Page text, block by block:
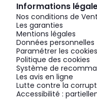
Informations
Nos conditions de
Les garanties
Mentions légales
Données personnelles
Paramétrer les cookies
Politique des cookies
Système de
Les avis en ligne
Lutte contre la
Accessibilité :